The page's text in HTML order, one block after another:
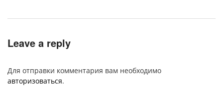
Leave a reply
Для отправки комментария вам необходимо
авторизоваться.